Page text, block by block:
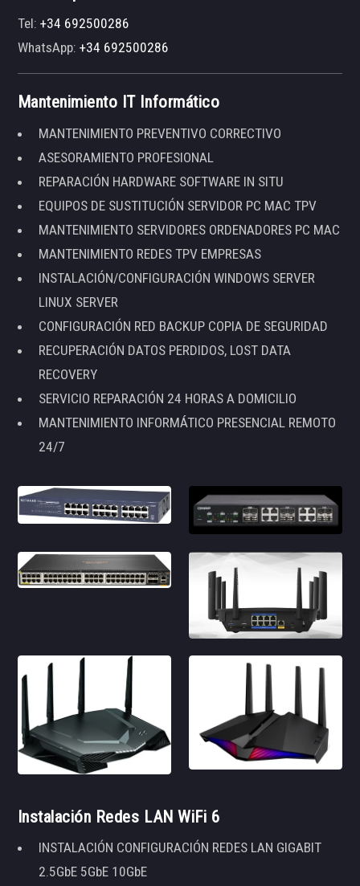
Tel:+34 692500286
WhatsApp:+34 692500286
Mantenimiento IT Informático
MANTENIMIENTO PREVENTIVO CORRECTIVO
ASESORAMIENTO PROFESIONAL
REPARACIÓN HARDWARE SOFTWARE IN SITU
EQUIPOS DE SUSTITUCIÓN SERVIDOR PC MAC TPV
MANTENIMIENTO SERVIDORES ORDENADORES PC MAC
MANTENIMIENTO REDES TPV EMPRESAS
INSTALACIÓN/CONFIGURACIÓN WINDOWS SERVER
LINUX SERVER
CONFIGURACIÓN RED BACKUP COPIA DE SEGURIDAD
RECUPERACIÓN DATOS PERDIDOS, LOST DATA
RECOVERY
SERVICIO REPARACIÓN 24 HORAS A DOMICILIO
MANTENIMIENTO INFORMÁTICO PRESENCIAL REMOTO
24/7
Instalación Redes LAN WiFi 6
INSTALACIÓN CONFIGURACIÓN REDES LAN GIGABIT
2.5GbE 5GbE 10GbE